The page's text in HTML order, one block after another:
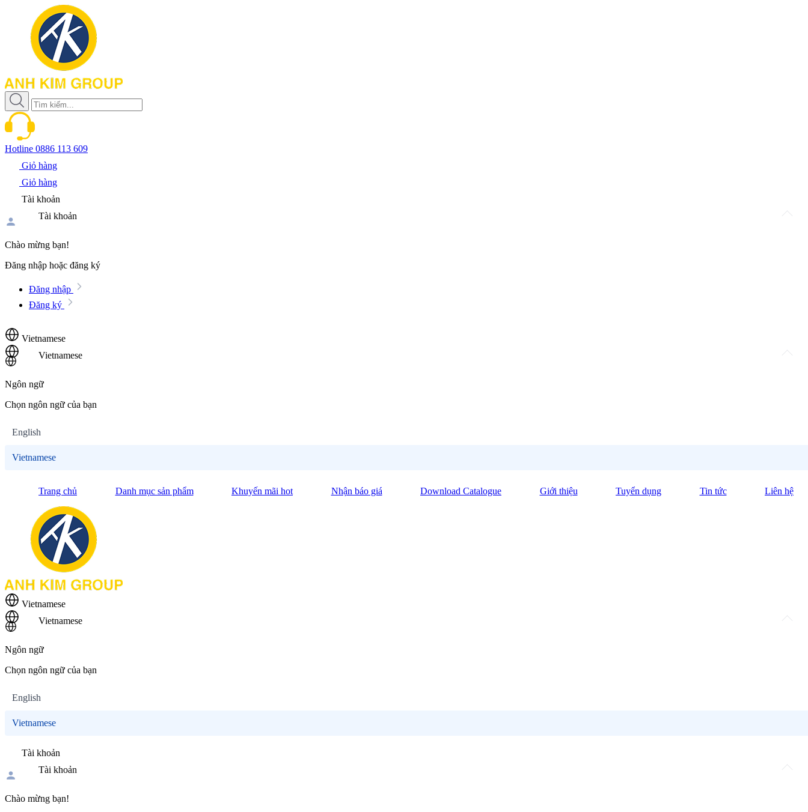
Hotline 0886 113 609
Giỏ hàng
Giỏ hàng
Tài khoản
Tài khoản
Chào mừng bạn!
Đăng nhập hoặc đăng ký
Đăng nhập
Đăng ký
Vietnamese
Vietnamese
Ngôn ngữ
Chọn ngôn ngữ của bạn
English
Vietnamese
Trang chủ Danh mục sản phẩm Khuyến mãi hot Nhận báo giá Download Catalogue Giới thiệu Tuyển dụng Tin tức Liên hệ
Vietnamese
Vietnamese
Ngôn ngữ
Chọn ngôn ngữ của bạn
English
Vietnamese
Tài khoản
Tài khoản
Chào mừng bạn!